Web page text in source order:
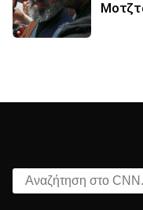
Αναζήτηση στο CNN.gr